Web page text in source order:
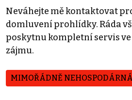
Neváhejte mě kontaktovat
domluvení prohlídky. Ráda
poskytnu kompletní servis
zájmu.
MIMOŘÁDNĚ NEHOSPODÁRNÁ